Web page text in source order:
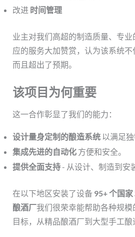
改进 时间管理
业主对我们高超的制造质量、专
应的服务大加赞赏，认为该系统不
而且超出了预期。
该项目为何重要
这一合作彰显了我们的能力：
设计量身定制的酿造系统以满足独
集成先进的自动化方便和安全。
提供全面支持- 从设计、制造到安
在以下地区安装了设备 95+ 个国家
酿酒厂我们很荣幸能帮助各种规
目标，从精品酿酒厂到大型手工酿